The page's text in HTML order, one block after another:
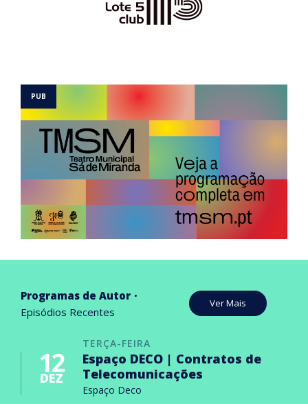
Programas de Autor
Episódios Recentes
Ver Mais
TERÇA-FEIRA
12
DEZ
Espaço DECO | Contratos de
Telecomunicações
Espaço Deco